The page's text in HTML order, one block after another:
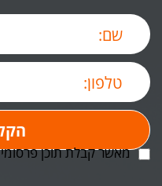
מאשר קבלת תוכן פרסומי